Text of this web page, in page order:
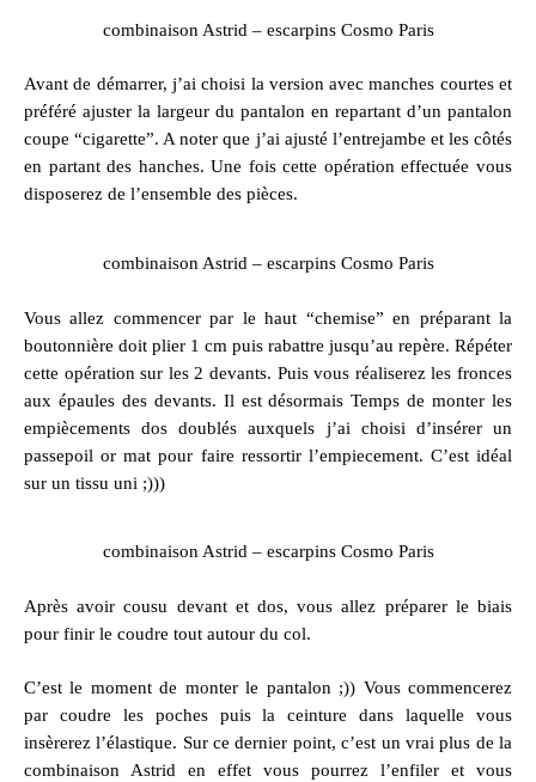
combinaison Astrid – escarpins Cosmo Paris
Avant de démarrer, j’ai choisi la version avec manches courtes et
préféré ajuster la largeur du pantalon en repartant d’un pantalon
coupe “cigarette”. A noter que j’ai ajusté l’entrejambe et les côtés
en partant des hanches. Une fois cette opération effectuée vous
disposerez de l’ensemble des pièces.
combinaison Astrid – escarpins Cosmo Paris
Vous allez commencer par le haut “chemise” en préparant la
boutonnière doit plier 1 cm puis rabattre jusqu’au repère. Répéter
cette opération sur les 2 devants. Puis vous réaliserez les fronces
aux épaules des devants. Il est désormais Temps de monter les
empiècements dos doublés auxquels j’ai choisi d’insérer un
passepoil or mat pour faire ressortir l’empiecement. C’est idéal
sur un tissu uni ;)))
combinaison Astrid – escarpins Cosmo Paris
Après avoir cousu devant et dos, vous allez préparer le biais
pour finir le coudre tout autour du col.
C’est le moment de monter le pantalon ;)) Vous commencerez
par coudre les poches puis la ceinture dans laquelle vous
insèrerez l’élastique. Sur ce dernier point, c’est un vrai plus de la
combinaison Astrid en effet vous pourrez l’enfiler et vous